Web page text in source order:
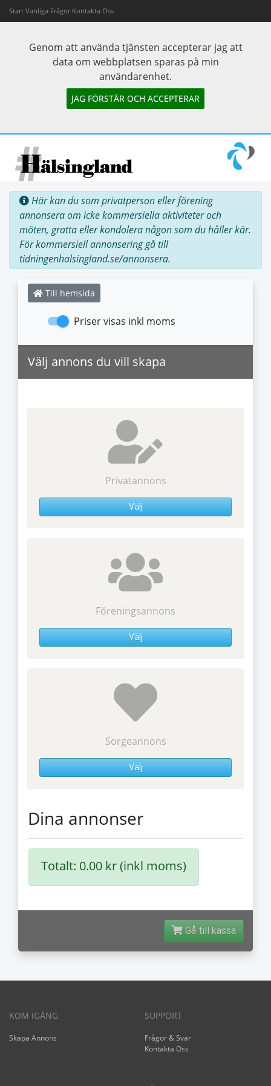
Start Vanliga Frågor Kontakta Oss
Genom att använda tjänsten accepterar jag att
data om webbplatsen sparas på min
användarenhet.
JAG FÖRSTÅR OCH ACCEPTERAR
Här kan du som privatperson eller förening
annonsera om icke kommersiella aktiviteter och
möten, gratta eller kondolera någon som du håller kär.
För kommersiell annonsering gå till
tidningenhalsingland.se/annonsera.
Till hemsida
Priser visas inkl moms
Välj annons du vill skapa
Privatannons
Välj
Föreningsannons
Välj
Sorgeannons
Välj
Dina annonser
Totalt: 0.00 kr (inkl moms)
Gå till kassa
KOM IGÅNG
Skapa Annons
SUPPORT
Frågor & Svar
Kontakta Oss